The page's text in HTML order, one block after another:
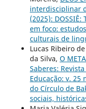
interdisciplinar
(2025):
em foco:
culturais de
Lucas Ribeiro
da Silva, O
Saberes:
Educação: v. 25
do Círculo de
sociais,